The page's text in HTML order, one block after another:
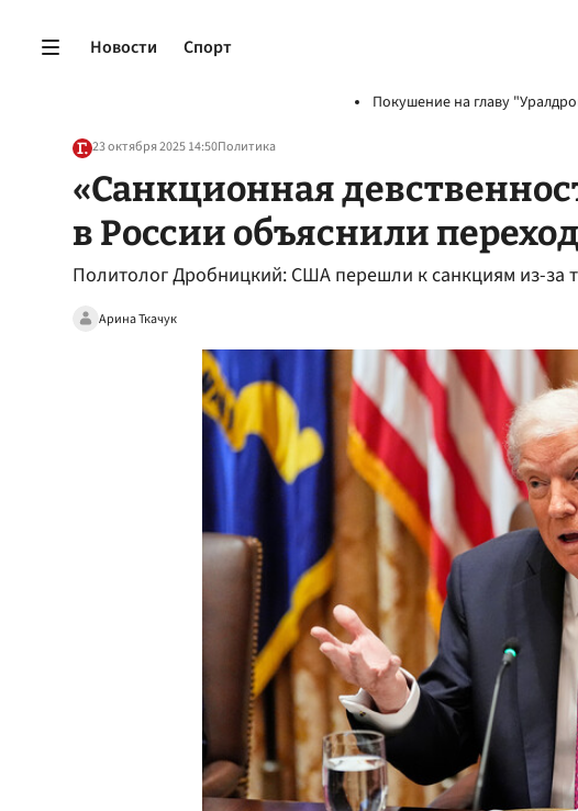
Новости Спорт
Покушение на главу
23 октября 2025 14:50Политика
«Санкционная
в России объяснили
Политолог Дробницкий: США перешли к санкциям из-за
Арина Ткачук